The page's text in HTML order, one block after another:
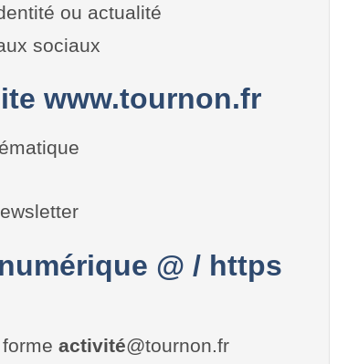
ou actualité
sociaux
www.tournon.fr
@ / https
activité@tournon.fr